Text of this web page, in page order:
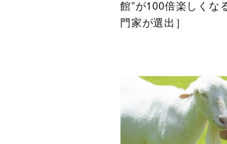
館”が100倍楽しくな
門家が選出］